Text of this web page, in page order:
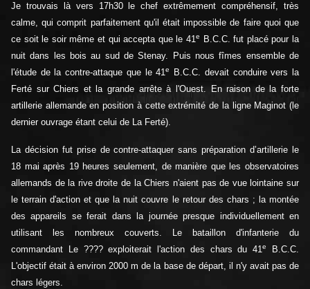
Je trouvais là vers 17h30 le chef extrêmement compréhensif, très
calme, qui comprit parfaitement qu'il était impossible de faire quoi que
ce soit le soir même et qui accepta que le 41e
B.C.C. fut placé pour la
nuit dans les bois au sud de Stenay. Puis nous fîmes ensemble de
l'étude de la contre-attaque que le 41e
B.C.C. devait conduire vers la
Ferté sur Chiers et la grande arrête à l'Ouest. En raison de la forte
artillerie allemande en position à cette extrémité de la ligne Maginot (le
dernier ouvrage étant celui de La Ferté).
La décision fut prise de contre-attaquer sans préparation d’artillerie le
18 mai après 19 heures seulement, de manière que les observatoires
allemands de la rive droite de la Chiers n'aient pas de vue lointaine sur
le terrain d'action et que la nuit couvre le retour des chars ; la montée
des appareils se ferait dans la journée presque individuellement en
utilisant les nombreux couverts. Le bataillon d'infanterie du
commandant Le ???? exploiterait l'action des chars du 41e
B.C.C.
L'objectif était à environ 2000 m de la base de départ, il n'y avait pas de
chars légers.